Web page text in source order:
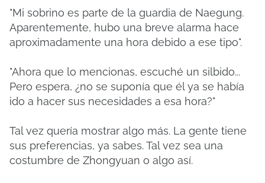
"Mi sobrino es parte de la guardia de Naegung.
Aparentemente, hubo una breve alarma hace
aproximadamente una hora debido a ese tipo".
"Ahora que lo mencionas, escuché un silbido...
Pero espera, ¿no se suponía que él ya se había
ido a hacer sus necesidades a esa hora?"
Tal vez quería mostrar algo más. La gente tiene
sus preferencias, ya sabes. Tal vez sea una
costumbre de Zhongyuan o algo así.